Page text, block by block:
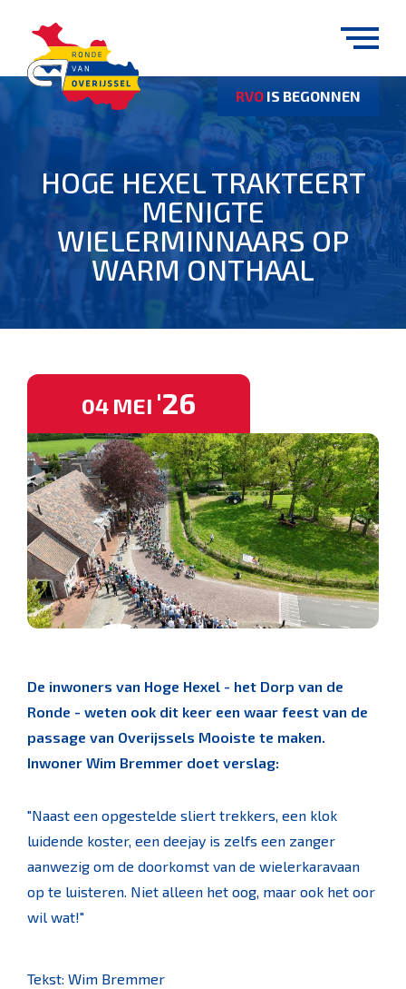
HOGE HEXEL TRAKTEERT
MENIGTE
WIELERMINNAARS OP
WARM ONTHAAL
RVO IS BEGONNEN
04 MEI '26
De inwoners van Hoge Hexel - het Dorp van de
Ronde - weten ook dit keer een waar feest van de
passage van Overijssels Mooiste te maken.
Inwoner Wim Bremmer doet verslag:
"Naast een opgestelde sliert trekkers, een klok
luidende koster, een deejay is zelfs een zanger
aanwezig om de doorkomst van de wielerkaravaan
op te luisteren. Niet alleen het oog, maar ook het oor
wil wat!"
Tekst: Wim Bremmer